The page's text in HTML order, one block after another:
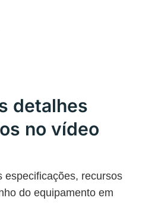
detalhes
no vídeo
especificações, recursos
do equipamento em